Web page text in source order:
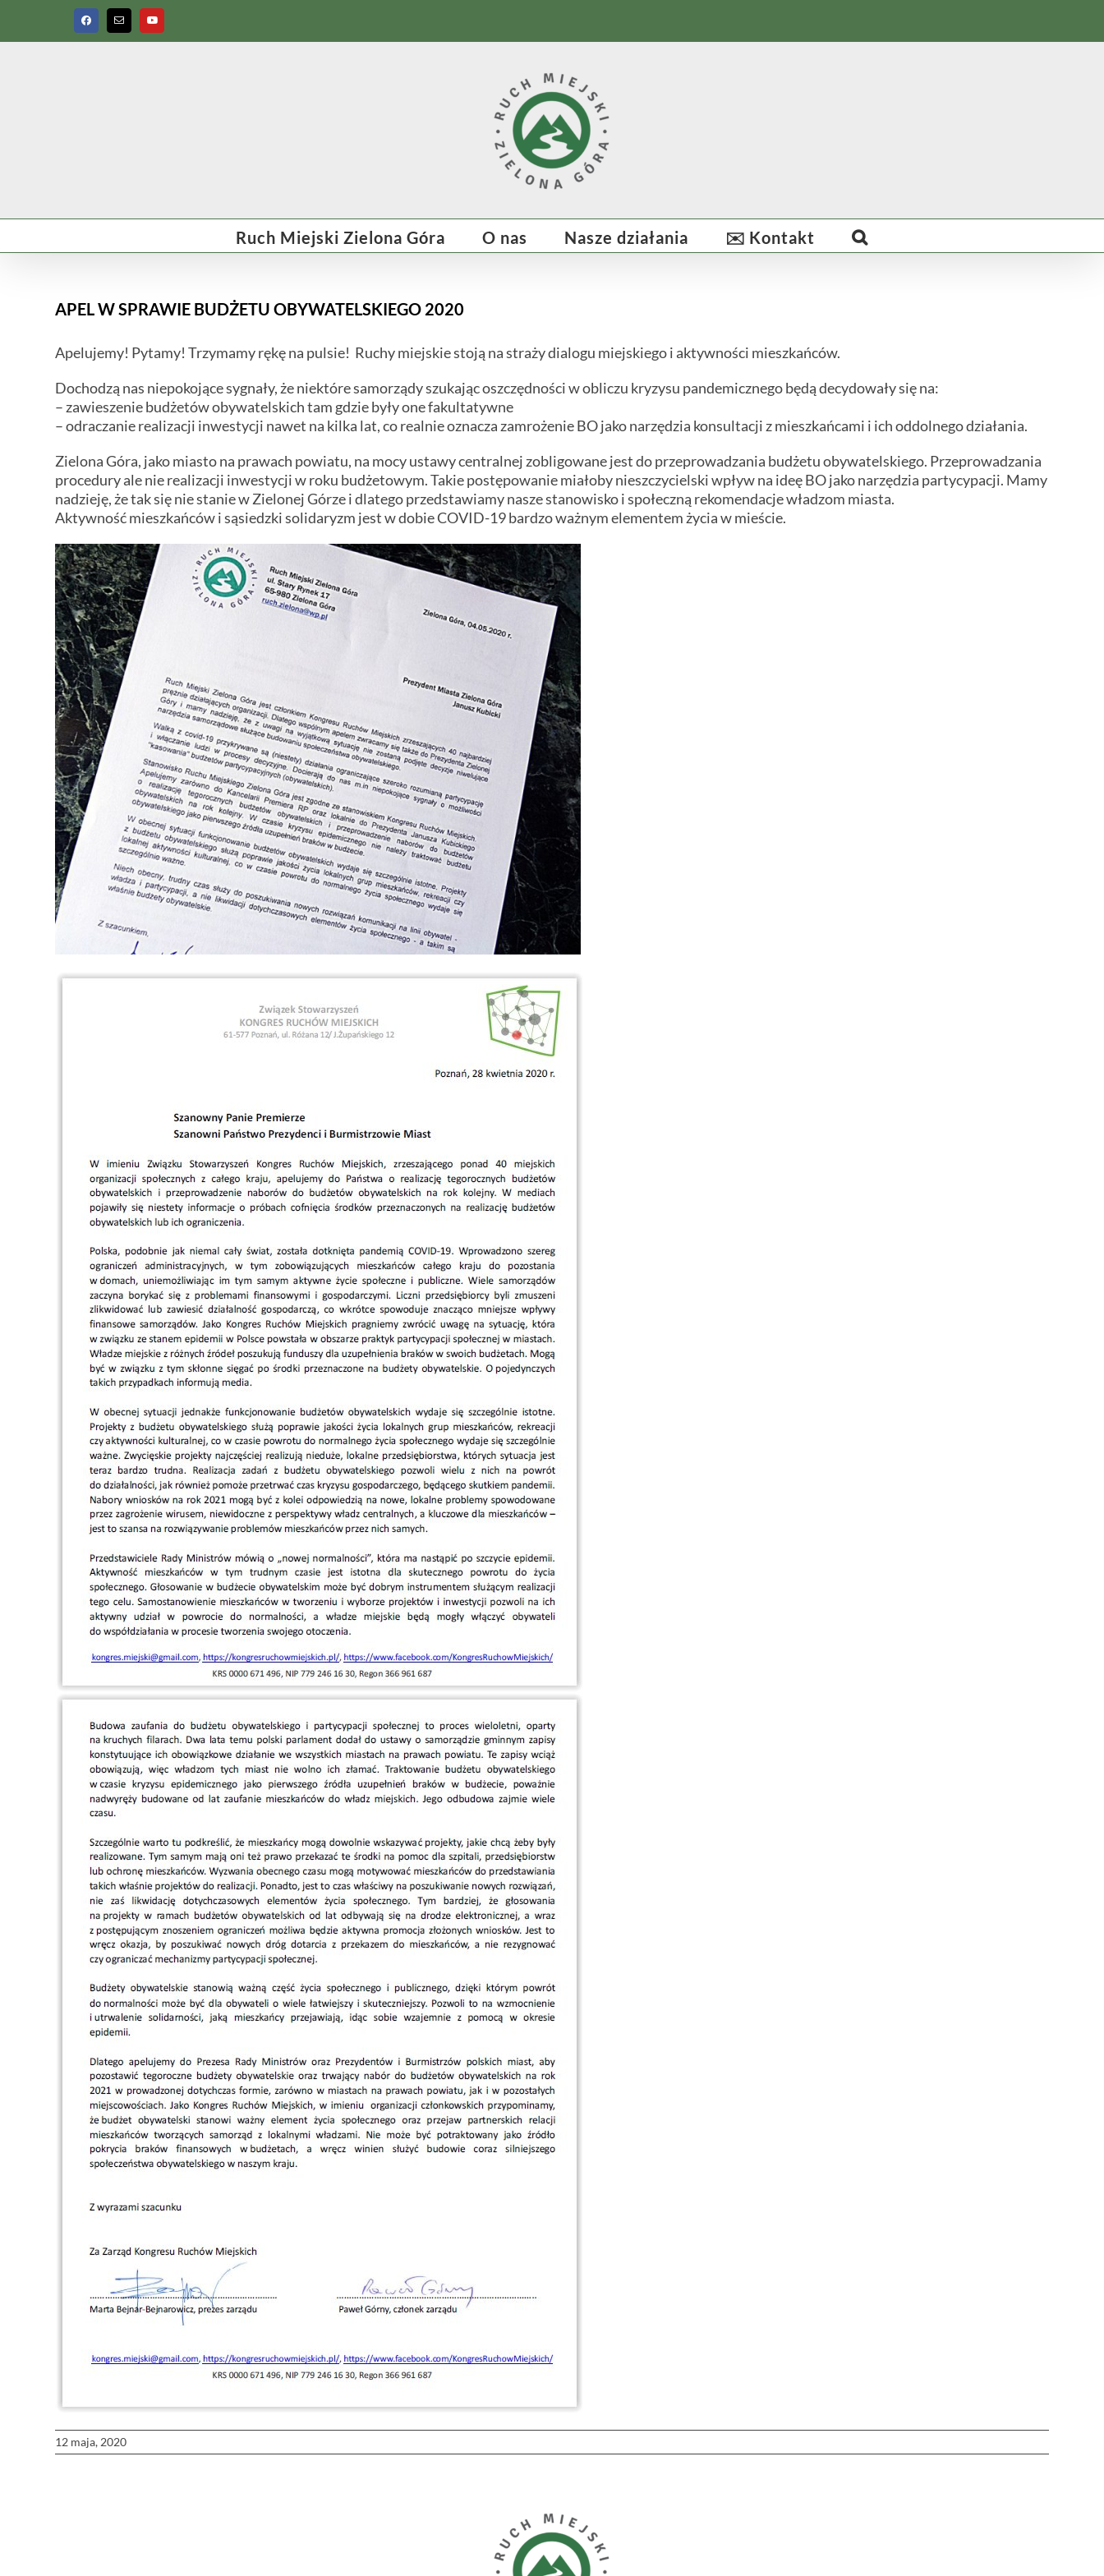
zawartości
FacebookEmail
YouTube
Ruch Miejski Zielona Góra O nas Nasze działania ✉️ Kontakt
APEL W SPRAWIE BUDŻETU OBYWATELSKIEGO 2020
Apelujemy! Pytamy! Trzymamy rękę na pulsie! Ruchy miejskie stoją na straży dialogu miejskiego i aktywności mieszkańców.
Dochodzą nas niepokojące sygnały, że niektóre samorządy szukając oszczędności w obliczu kryzysu pandemicznego będą decydowały się na:
– zawieszenie budżetów obywatelskich tam gdzie były one fakultatywne
– odraczanie realizacji inwestycji nawet na kilka lat, co realnie oznacza zamrożenie BO jako narzędzia konsultacji z mieszkańcami i ich oddolnego działania.
Zielona Góra, jako miasto na prawach powiatu, na mocy ustawy centralnej zobligowane jest do przeprowadzania budżetu obywatelskiego. Przeprowadzania
procedury ale nie realizacji inwestycji w roku budżetowym. Takie postępowanie miałoby nieszczycielski wpływ na ideę BO jako narzędzia partycypacji. Mamy
nadzieję, że tak się nie stanie w Zielonej Górze i dlatego przedstawiamy nasze stanowisko i społeczną rekomendacje władzom miasta.
Aktywność mieszkańców i sąsiedzki solidaryzm jest w dobie COVID-19 bardzo ważnym elementem życia w mieście.
12 maja, 2020